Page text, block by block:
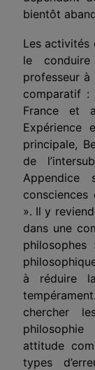
bientôt
Les activités
le
professeur à
comparatif :
France et
Expérience
principale,
de
consciences
». Il y
dans une
à réduire
chercher
attitude
types